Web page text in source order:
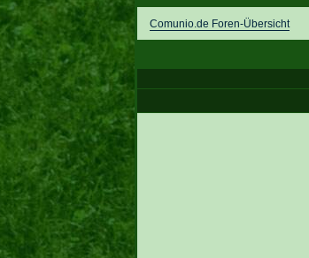
Spielanalyse
Vereinsdiskussion
Comunio.de Foren-Übersicht